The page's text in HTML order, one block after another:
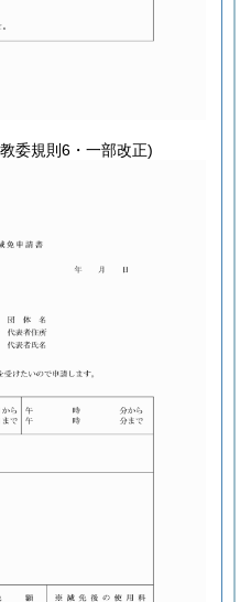
委規則6・一部改正)